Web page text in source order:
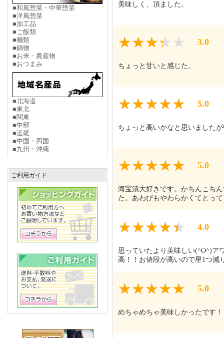
■和風惣菜・中華惣菜
■洋風惣菜
■加工品
■ご飯類
■麺類
■鍋物
■お米・農産物
■おつまみ
■北海道
■東北
■関東
■中部
■近畿
■中国・四国
■九州・沖縄
ご利用ガイド
美味しく、頂ました。
3.0
ちょっと甘いと感じた。
5.0
ちょっと高いかなと思いました
5.0
海宝漬大好きです。かちんこち
た。あわびもやわらかくてとっ
4.0
思っていたより美味しい(^O^)ア
高！！お値段が高いので星1つ減
5.0
めちゃめちゃ美味しかったです